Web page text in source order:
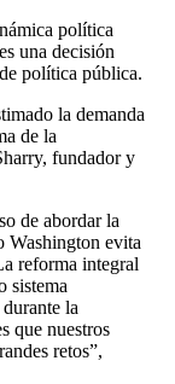
política
una decisión
política pública.
la demanda
de la
fundador y
de abordar la
Washington evita
reforma integral
sistema
la
que nuestros
retos”,